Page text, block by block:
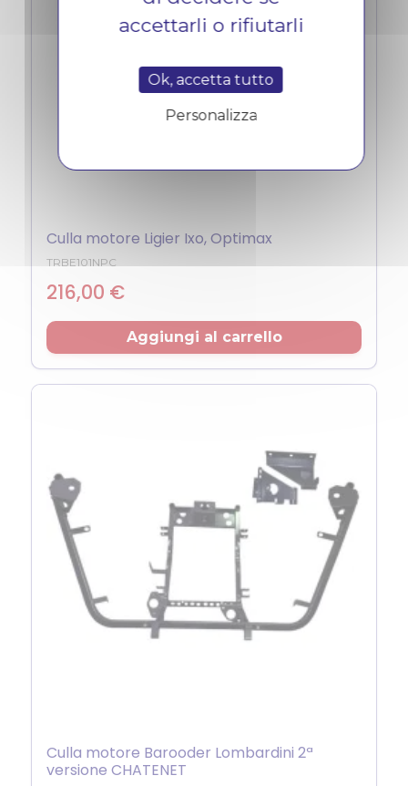
Culla motore Ligier Ixo, Optimax
TRBE101NPC
216,00 €Prezzo
Aggiungi al carrello
Culla motore Barooder Lombardini 2ª
versione CHATENET
accettarli o rifiutarli
Ok, accetta tutto
Personalizza